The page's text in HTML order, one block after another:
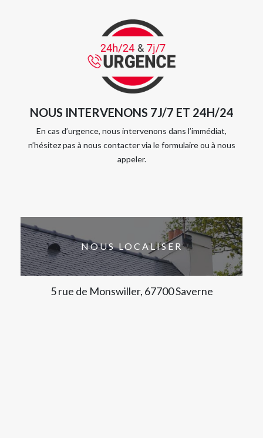
NOUS INTERVENONS 7J/7 ET 24H/24
En cas d’urgence, nous intervenons dans l’immédiat,
n’hésitez pas à nous contacter via le formulaire ou à nous
appeler.
NOUS LOCALISER
5 rue de Monswiller, 67700 Saverne